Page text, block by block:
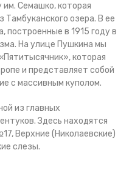
Семашко, которая
Тамбуканского озера. В ее
построенные в 1915 году в
На улице Пушкина мы
которая
и представляет собой
с массивным куполом.
из главных
Здесь находятся
Верхние (Николаевские)
слезы.